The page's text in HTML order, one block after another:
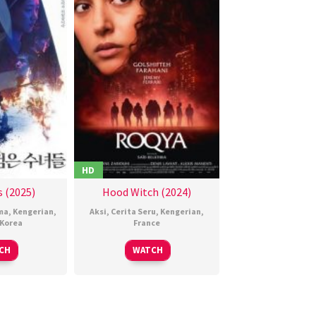
(2025)
, Kengerian,
Korea
HD
Hood Witch (2024)
Aksi, Cerita Seru, Kengerian,
France
15
May
Saïd
Belktibia
WATCH